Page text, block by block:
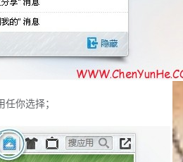
你选择；